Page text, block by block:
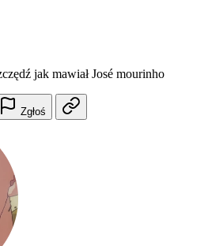
jak mawiał José mourinho
Zgłoś